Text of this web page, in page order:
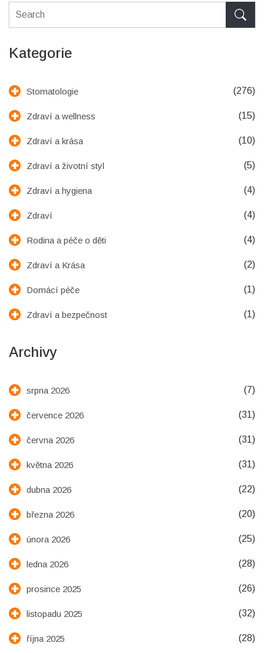
Kategorie
Stomatologie (276)
Zdraví a wellness (15)
Zdraví a krása (10)
Zdraví a životní styl (5)
Zdraví a hygiena (4)
Zdraví (4)
Rodina a péče o děti (4)
Zdraví a Krása (2)
Domácí péče (1)
Zdraví a bezpečnost (1)
Archivy
srpna 2026 (7)
července 2026 (31)
června 2026 (31)
května 2026 (31)
dubna 2026 (22)
března 2026 (20)
února 2026 (25)
ledna 2026 (28)
prosince 2025 (26)
listopadu 2025 (32)
října 2025 (28)